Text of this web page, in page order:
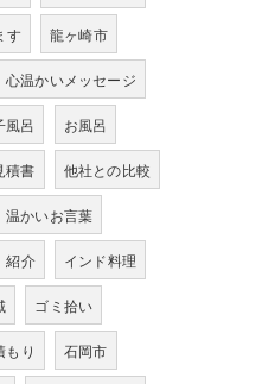
す 龍ヶ崎市
心温かいメッセージ
風呂 お風呂
積書 他社との比較
温かいお言葉
紹介 インド料理
ゴミ拾い
もり 石岡市